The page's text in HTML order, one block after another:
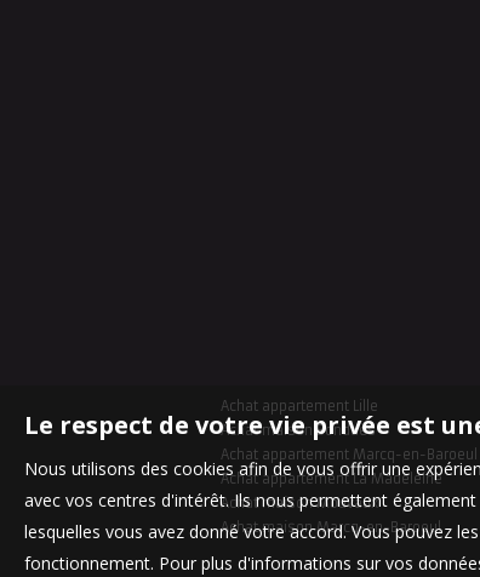
Achat appartement Lille
Achat maison Bondues
Achat appartement Marcq-en-Baroeul
Achat appartement La Madeleine
Achat maison Mouvaux
Achat maison Marcq-en-Baroeul
Le respect de votre vie privée est
Nous utilisons des cookies afin de vous offrir une
avec vos centres d'intérêt. Ils nous permettent
lesquelles vous avez donné votre accord. Vous pouvez
fonctionnement. Pour plus d'informations sur vos